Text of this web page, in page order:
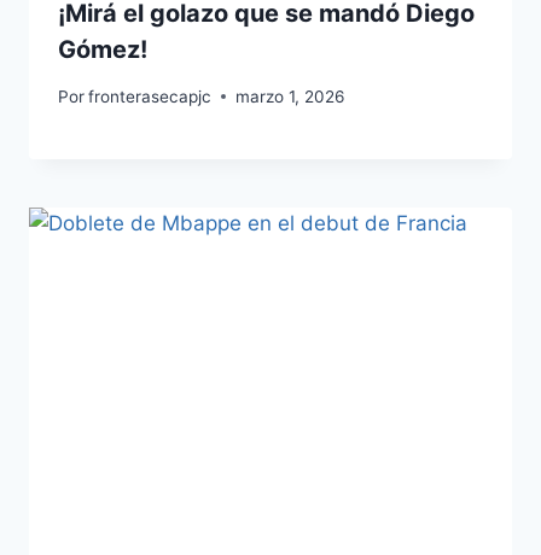
¡Mirá el golazo que se mandó Diego
Gómez!
Porfronterasecapjc marzo 1, 2026